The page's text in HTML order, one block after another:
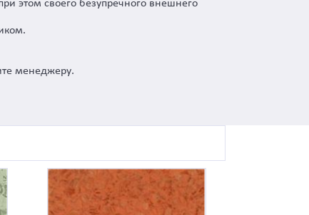
этом своего безупречного внешнего
менеджеру.